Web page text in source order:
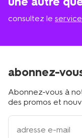
consultez le
abonnez-
Abonnez-vous à
des promos et
votre
adresse